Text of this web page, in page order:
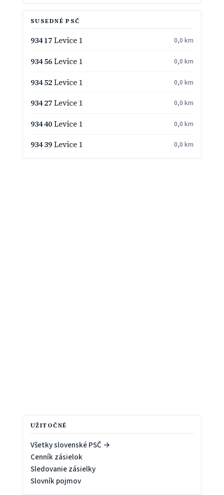
SUSEDNÉ PSČ
934 17Levice 1 0,0 km
934 56Levice 1 0,0 km
934 52Levice 1 0,0 km
934 27Levice 1 0,0 km
934 40Levice 1 0,0 km
934 39Levice 1 0,0 km
UŽITOČNÉ
Všetky slovenské PSČ →
Cenník zásielok
Sledovanie zásielky
Slovník pojmov